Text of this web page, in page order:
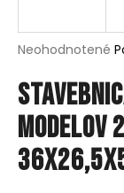
Priemerné
produktu
je
0,0
z
5
hviezdičiek.
Neohodnotené
modelov
j
ť
?